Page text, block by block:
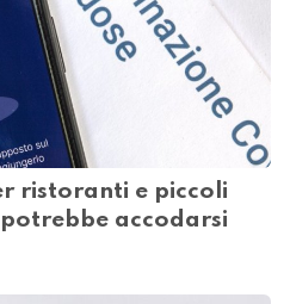
ristoranti e piccoli
accodarsi